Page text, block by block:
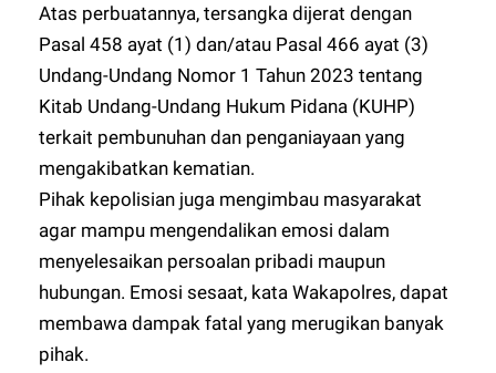
Atas perbuatannya, tersangka dijerat dengan
Pasal 458 ayat (1) dan/atau Pasal 466 ayat (3)
Undang-Undang Nomor 1 Tahun 2023 tentang
Kitab Undang-Undang Hukum Pidana (KUHP)
terkait pembunuhan dan penganiayaan yang
mengakibatkan kematian.
Pihak kepolisian juga mengimbau masyarakat
agar mampu mengendalikan emosi dalam
menyelesaikan persoalan pribadi maupun
hubungan. Emosi sesaat, kata Wakapolres, dapat
membawa dampak fatal yang merugikan banyak
pihak.